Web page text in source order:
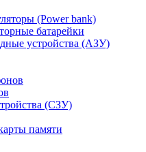
(Power bank)
батарейки
устройства (АЗУ)
(СЗУ)
памяти